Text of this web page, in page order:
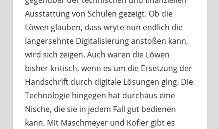
Ausstattung von Schulen gezeigt. Ob die
Löwen glauben, dass wryte nun endlich die
langersehnte Digitalisierung anstoßen kann,
wird sich zeigen. Auch waren die Löwen
bisher kritisch, wenn es um die Ersetzung der
Handschrift durch digitale Lösungen ging. Die
Technologie hingegen hat durchaus eine
Nische, die sie in jedem Fall gut bedienen
kann. Mit Maschmeyer und Kofler gibt es